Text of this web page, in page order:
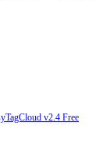
v2.4 Free